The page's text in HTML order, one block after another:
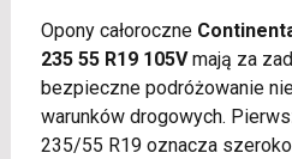
Opony całoroczne
235 55 R19 105Vmają za
bezpieczne podróżowanie
warunków drogowych.
235/55 R19 oznacza